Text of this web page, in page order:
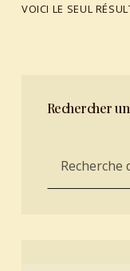
VOICI LE SEUL
Rechercher
Recherche pour :